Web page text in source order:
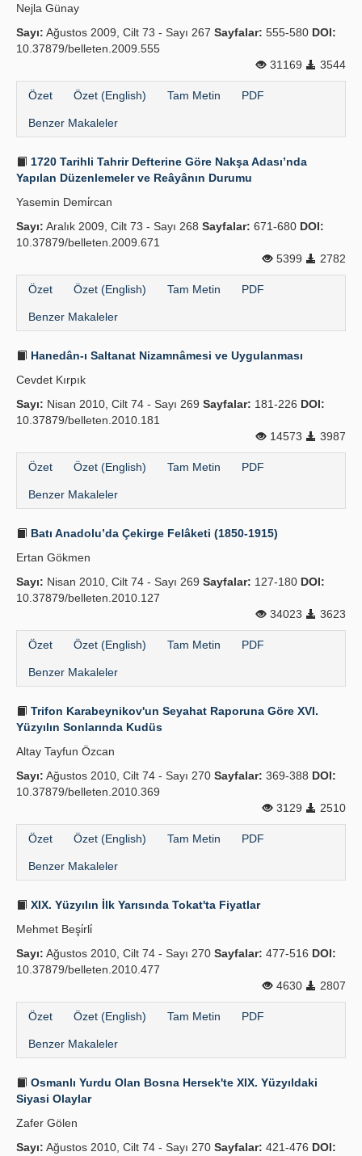
Nejla Günay
Sayı: Ağustos 2009, Cilt 73 - Sayı 267 Sayfalar: 555-580 DOI:
10.37879/belleten.2009.555
31169
3544
Özet Özet (English) Tam Metin PDF
Benzer Makaleler
1720 Tarihli Tahrir Defterine Göre Nakşa Adası’nda
Yapılan Düzenlemeler ve Reâyânın Durumu
Yasemin Demi̇rcan
Sayı: Aralık 2009, Cilt 73 - Sayı 268 Sayfalar: 671-680 DOI:
10.37879/belleten.2009.671
5399
2782
Özet Özet (English) Tam Metin PDF
Benzer Makaleler
Hanedân-ı Saltanat Nizamnâmesi ve Uygulanması
Cevdet Kırpık
Sayı: Nisan 2010, Cilt 74 - Sayı 269 Sayfalar: 181-226 DOI:
10.37879/belleten.2010.181
14573
3987
Özet Özet (English) Tam Metin PDF
Benzer Makaleler
Batı Anadolu’da Çekirge Felâketi (1850-1915)
Ertan Gökmen
Sayı: Nisan 2010, Cilt 74 - Sayı 269 Sayfalar: 127-180 DOI:
10.37879/belleten.2010.127
34023
3623
Özet Özet (English) Tam Metin PDF
Benzer Makaleler
Trifon Karabeynikov'un Seyahat Raporuna Göre XVI.
Yüzyılın Sonlarında Kudüs
Altay Tayfun Özcan
Sayı: Ağustos 2010, Cilt 74 - Sayı 270 Sayfalar: 369-388 DOI:
10.37879/belleten.2010.369
3129
2510
Özet Özet (English) Tam Metin PDF
Benzer Makaleler
XIX. Yüzyılın İlk Yarısında Tokat'ta Fiyatlar
Mehmet Beşi̇rli̇
Sayı: Ağustos 2010, Cilt 74 - Sayı 270 Sayfalar: 477-516 DOI:
10.37879/belleten.2010.477
4630
2807
Özet Özet (English) Tam Metin PDF
Benzer Makaleler
Osmanlı Yurdu Olan Bosna Hersek'te XIX. Yüzyıldaki
Siyasi Olaylar
Zafer Gölen
Sayı: Ağustos 2010, Cilt 74 - Sayı 270 Sayfalar: 421-476 DOI: